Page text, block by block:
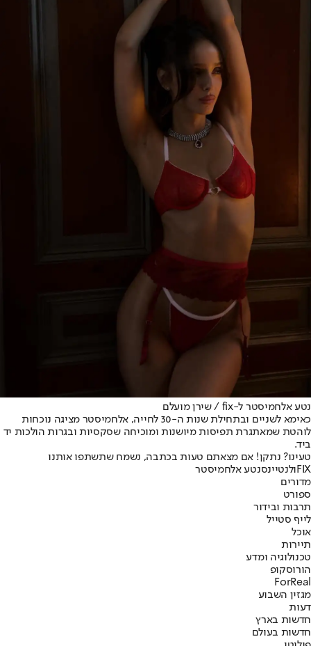
נטע אלחמיסטר ל-fix / שירן מועלם
כאימא לשניים ובתחילת שנות ה-30 לחייה, אלחמיסטר מציגה נוכחות
לוהטת שמאתגרת תפיסות מיושנות ומוכיחה שסקסיות ובגרות הולכות יד
ביד.
טעינו? נתקן! אם מצאתם טעות בכתבה, נשמח שתשתפו אותנו
FIXולנטיינסנטע אלחמיסטר
מדורים
ספורט
תרבות ובידור
לייף סטייל
אוכל
תיירות
טכנולוגיה ומדע
הורוסקופ
ForReal
מגזין השבוע
דעות
חדשות בארץ
חדשות בעולם